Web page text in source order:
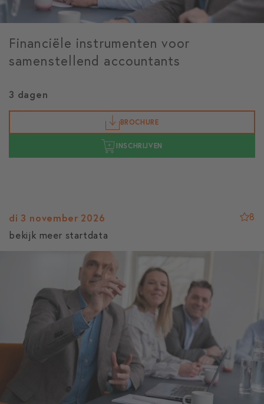
Financiële instrumenten voor
samenstellend accountants
3 dagen
BROCHURE
INSCHRIJVEN
di 3 november 2026
bekijk meer startdata
8